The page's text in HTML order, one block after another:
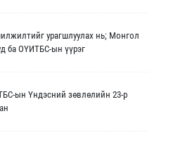
урагшлуулах нь; Монгол
ба ОҮИТБС-ын үүрэг
ын Үндэсний зөвлөлийн 23-р